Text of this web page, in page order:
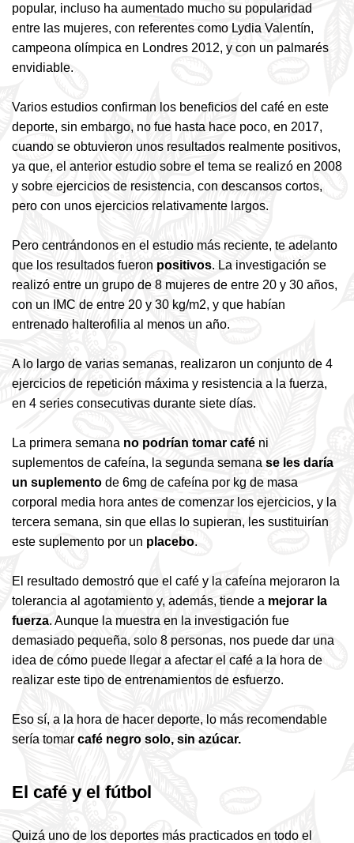
popular, incluso ha aumentado mucho su popularidad
entre las mujeres, con referentes como Lydia Valentín,
campeona olímpica en Londres 2012, y con un palmarés
envidiable.
Varios estudios confirman los beneficios del café en este
deporte, sin embargo, no fue hasta hace poco, en 2017,
cuando se obtuvieron unos resultados realmente positivos,
ya que, el anterior estudio sobre el tema se realizó en 2008
y sobre ejercicios de resistencia, con descansos cortos,
pero con unos ejercicios relativamente largos.
Pero centrándonos en el estudio más reciente, te adelanto
que los resultados fueron positivos. La investigación se
realizó entre un grupo de 8 mujeres de entre 20 y 30 años,
con un IMC de entre 20 y 30 kg/m2, y que habían
entrenado halterofilia al menos un año.
A lo largo de varias semanas, realizaron un conjunto de 4
ejercicios de repetición máxima y resistencia a la fuerza,
en 4 series consecutivas durante siete días.
La primera semana no podrían tomar café ni
suplementos de cafeína, la segunda semana se les daría
un suplemento de 6mg de cafeína por kg de masa
corporal media hora antes de comenzar los ejercicios, y la
tercera semana, sin que ellas lo supieran, les sustituirían
este suplemento por un placebo.
El resultado demostró que el café y la cafeína mejoraron la
tolerancia al agotamiento y, además, tiende a mejorar la
fuerza. Aunque la muestra en la investigación fue
demasiado pequeña, solo 8 personas, nos puede dar una
idea de cómo puede llegar a afectar el café a la hora de
realizar este tipo de entrenamientos de esfuerzo.
Eso sí, a la hora de hacer deporte, lo más recomendable
sería tomar café negro solo, sin azúcar.
El café y el fútbol
Quizá uno de los deportes más practicados en todo el